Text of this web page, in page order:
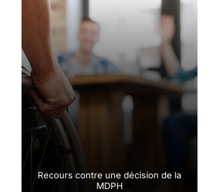
Recours contre une décision de la
MDPH